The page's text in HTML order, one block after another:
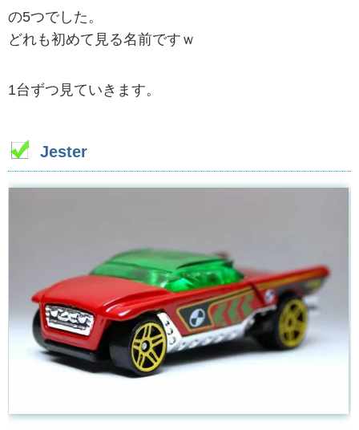
の5つでした。
どれも初めて見る名前ですｗ
1台ずつ見ていきます。
Jester